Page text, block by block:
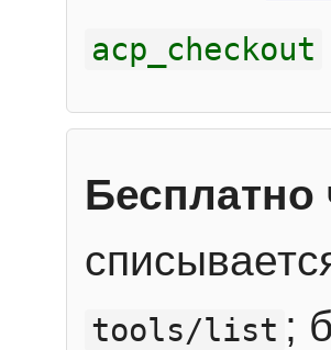
acp_checkout
Бесплатно
tools/list ;